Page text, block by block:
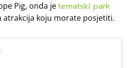
Pig, onda jetematski park
atrakcija koju morate posjetiti.